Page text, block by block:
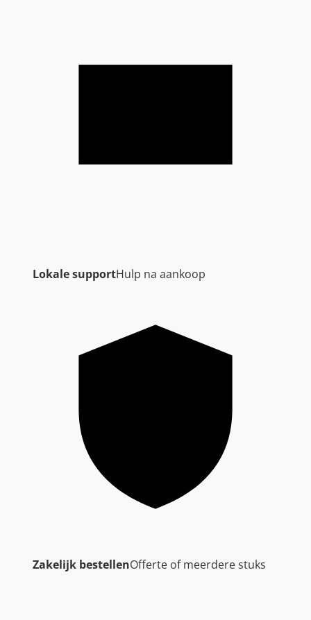
Lokale supportHulp na aankoop
Zakelijk bestellenOfferte of meerdere stuks